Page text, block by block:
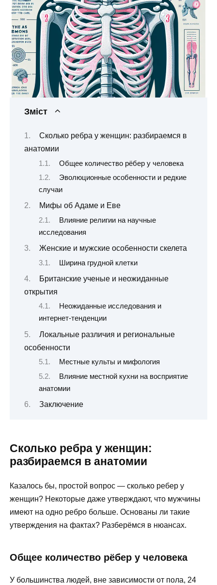
Зміст
Сколько ребра у женщин: разбираемся в
анатомии
Общее количество рёбер у человека
Эволюционные особенности и редкие
случаи
Мифы об Адаме и Еве
Влияние религии на научные
исследования
Женские и мужские особенности скелета
Ширина грудной клетки
Британские ученые и неожиданные
открытия
Неожиданные исследования и
интернет-тенденции
Локальные различия и региональные
особенности
Местные культы и мифология
Влияние местной кухни на восприятие
анатомии
Заключение
Сколько ребра у женщин:
разбираемся в анатомии
Казалось бы, простой вопрос — сколько ребер у
женщин? Некоторые даже утверждают, что мужчины
имеют на одно ребро больше. Основаны ли такие
утверждения на фактах? Разберёмся в нюансах.
Общее количество рёбер у человека
У большинства людей, вне зависимости от пола, 24